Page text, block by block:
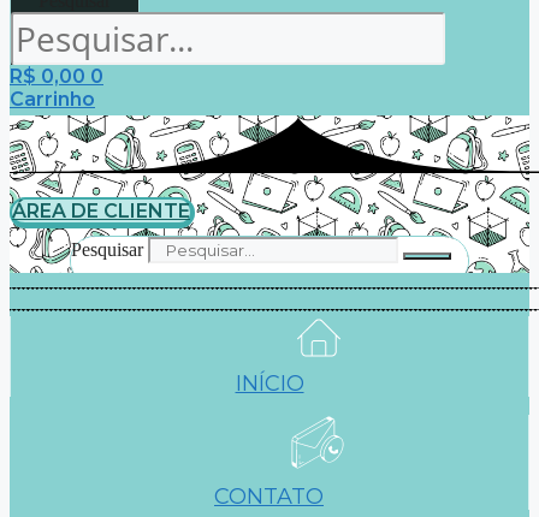
R$ 0,00 0
Carrinho
ÁREA DE CLIENTE
Pesquisar
INÍCIO
CONTATO